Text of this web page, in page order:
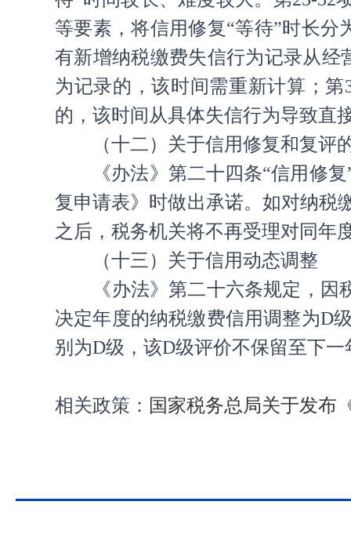
等要素，将信用修复“等待”时长
有新增纳税缴费失信行为记录从
为记录的，该时间需重新计算；
的，该时间从具体失信行为导致直
（十二）关于信用修复和复评
《办法》第二十四条“信用修
复申请表》时做出承诺。如对纳税
之后，税务机关将不再受理对同年
（十三）关于信用动态调整
《办法》第二十六条规定，
决定年度的纳税缴费信用调整为D
别为D级，该D级评价不保留至下
相关政策： 国家税务总局关于发布